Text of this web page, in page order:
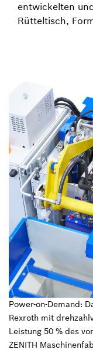
entwickelten
Rütteltisch,
Power-on-Demand:
Rexroth mit
Leistung 50 % des
ZENITH